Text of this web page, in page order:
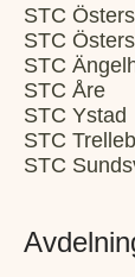
STC
STC
STC
STC Åre
STC Ystad
STC
STC